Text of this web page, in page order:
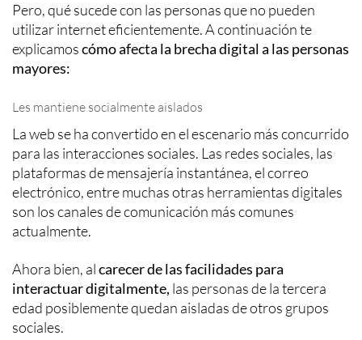
Pero, qué sucede con las personas que no pueden
utilizar internet eficientemente. A continuación te
explicamoscómo afecta la brecha digital a las personas
mayores:
Les mantiene socialmente aislados
La web se ha convertido en el escenario más concurrido
para las interacciones sociales. Las redes sociales, las
plataformas de mensajería instantánea, el correo
electrónico, entre muchas otras herramientas digitales
son los canales de comunicación más comunes
actualmente.
Ahora bien, alcarecer de las facilidades para
interactuar digitalmente, las personas de la tercera
edad posiblemente quedan aisladas de otros grupos
sociales.